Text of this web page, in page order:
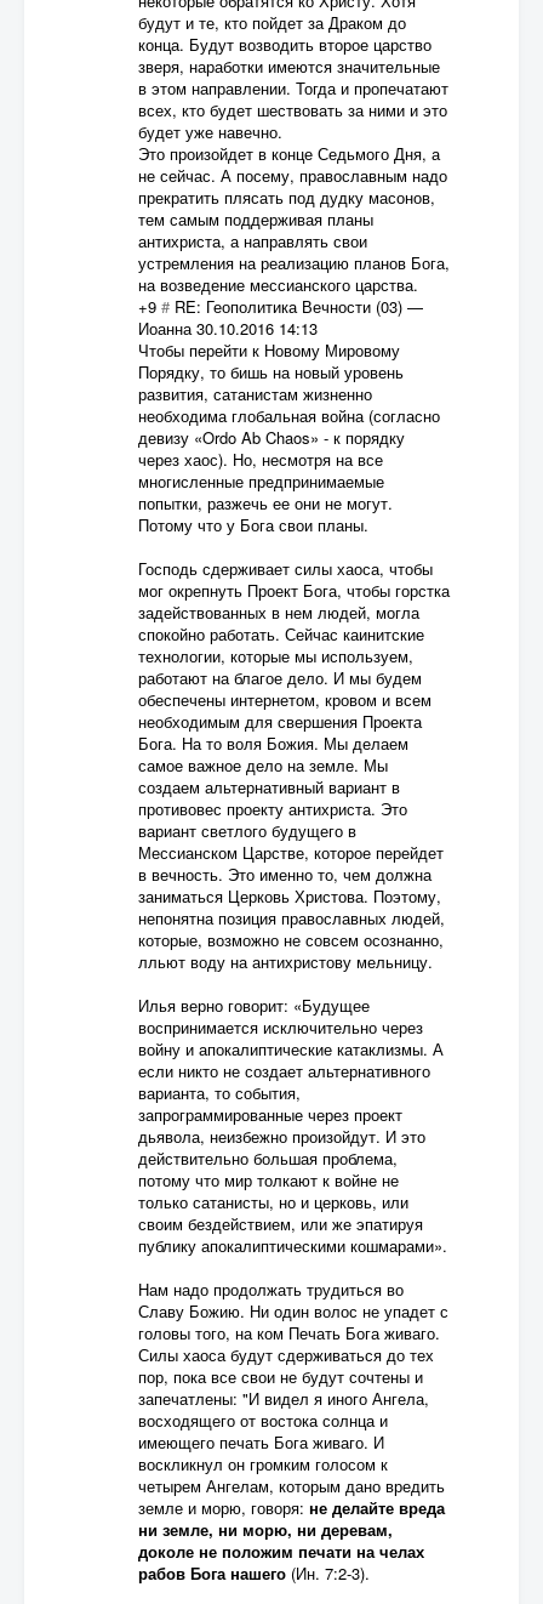
будут и те, кто пойдет за Драком до
конца. Будут возводить второе царство
зверя, наработки имеются значительные
в этом направлении. Тогда и пропечатают
всех, кто будет шествовать за ними и это
будет уже навечно.
Это произойдет в конце Седьмого Дня, а
не сейчас. А посему, православным надо
прекратить плясать под дудку масонов,
тем самым поддерживая планы
антихриста, а направлять свои
устремления на реализацию планов Бога,
на возведение мессианского царства.
+9 # RE: Геополитика Вечности (03)—
Иоанна 30.10.2016 14:13
Чтобы перейти к Новому Мировому
Порядку, то бишь на новый уровень
развития, сатанистам жизненно
необходима глобальная война (согласно
девизу «Ordo Ab Chaos» - к порядку
через хаос). Но, несмотря на все
многисленные предпринимаемые
попытки, разжечь ее они не могут.
Потому что у Бога свои планы.
Господь сдерживает силы хаоса, чтобы
мог окрепнуть Проект Бога, чтобы горстка
задействованных в нем людей, могла
спокойно работать. Сейчас каинитские
технологии, которые мы используем,
работают на благое дело. И мы будем
обеспечены интернетом, кровом и всем
необходимым для свершения Проекта
Бога. На то воля Божия. Мы делаем
самое важное дело на земле. Мы
создаем альтернативный вариант в
противовес проекту антихриста. Это
вариант светлого будущего в
Мессианском Царстве, которое перейдет
в вечность. Это именно то, чем должна
заниматься Церковь Христова. Поэтому,
непонятна позиция православных людей,
которые, возможно не совсем осознанно,
лльют воду на антихристову мельницу.
Илья верно говорит: «Будущее
воспринимается исключительно через
войну и апокалиптические катаклизмы. А
если никто не создает альтернативного
варианта, то события,
запрограммированные через проект
дьявола, неизбежно произойдут. И это
действительно большая проблема,
потому что мир толкают к войне не
только сатанисты, но и церковь, или
своим бездействием, или же эпатируя
публику апокалиптическими кошмарами».
Нам надо продолжать трудиться во
Славу Божию. Ни один волос не упадет с
головы того, на ком Печать Бога живаго.
Силы хаоса будут сдерживаться до тех
пор, пока все свои не будут сочтены и
запечатлены: "И видел я иного Ангела,
восходящего от востока солнца и
имеющего печать Бога живаго. И
воскликнул он громким голосом к
четырем Ангелам, которым дано вредить
земле и морю, говоря: не делайте вреда
ни земле, ни морю, ни деревам,
доколе не положим печати на челах
рабов Бога нашего(Ин. 7:2-3).